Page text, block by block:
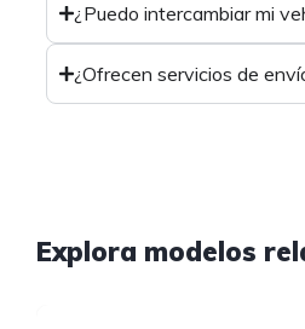
¿Puedo intercambiar mi
¿Ofrecen servicios de
Explora modelos
1